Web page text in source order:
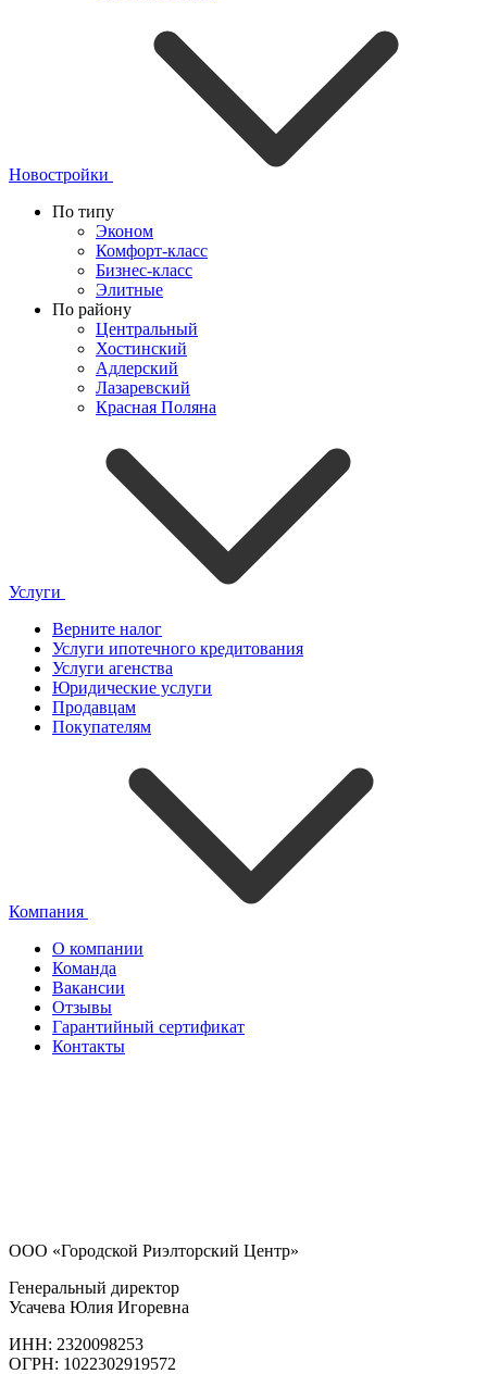
Новостройки
По типу
Эконом
Комфорт-класс
Бизнес-класс
Элитные
По району
Центральный
Хостинский
Адлерский
Лазаревский
Красная Поляна
Услуги
Верните налог
Услуги ипотечного кредитования
Услуги агенства
Юридические услуги
Продавцам
Покупателям
Компания
О компании
Команда
Вакансии
Отзывы
Гарантийный сертификат
Контакты
ООО «Городской Риэлторский Центр»
Генеральный директор
Усачева Юлия Игоревна
ИНН: 2320098253
ОГРН: 1022302919572